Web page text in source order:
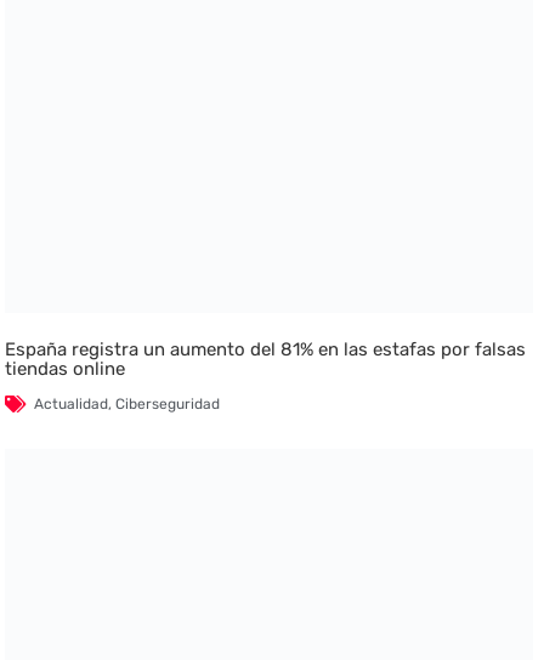
España registra un aumento del 81% en las estafas por falsas
tiendas online
Actualidad,Ciberseguridad